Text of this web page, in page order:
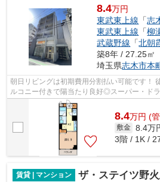
8.4万円
東武東上線 「志
東武東上線 「柳
武蔵野線 「北朝
築8年 / 27.25㎡
埼玉県志木市本
朝日リビングは初期費用分割払い可能です！
ルコニー付きで陽当たり良好◎スーパー・ド
など商業施設も充実していて生活のしや...
8.4万円 (
敷金 8.4万
3階 / 1K /
賃貸 | マンション ザ・ステイツ野